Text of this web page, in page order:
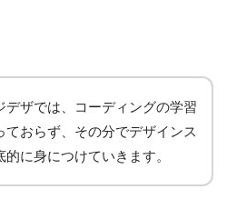
デザでは、コーディングの学習
ておらず、その分でデザインス
的に身につけていきます。